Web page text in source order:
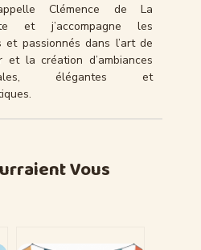
Clémence de La
et j’accompagne les
et passionnés dans l’art de
et la création d’ambiances
élégantes et
Vous